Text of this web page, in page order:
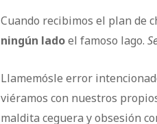
Cuando recibimos el plan de
ningún ladoel famoso lago.
Llamemósle error
viéramos con nuestros
maldita ceguera y obsesión